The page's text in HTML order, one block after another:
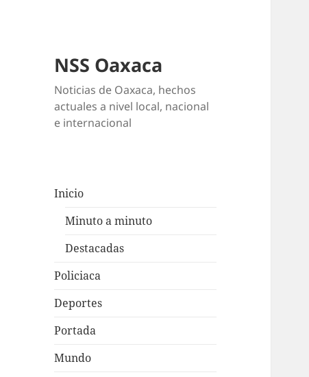
NSS Oaxaca
Noticias de Oaxaca, hechos
actuales a nivel local, nacional
e internacional
Inicio
Minuto a minuto
Destacadas
Policiaca
Deportes
Portada
Mundo